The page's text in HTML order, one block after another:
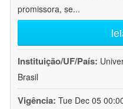
promissora, se...
Instituição/UF/País:
Brasil
Vigência: Tue Dec 05